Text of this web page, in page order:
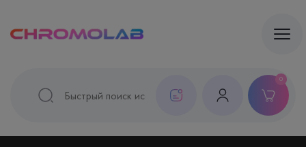
0